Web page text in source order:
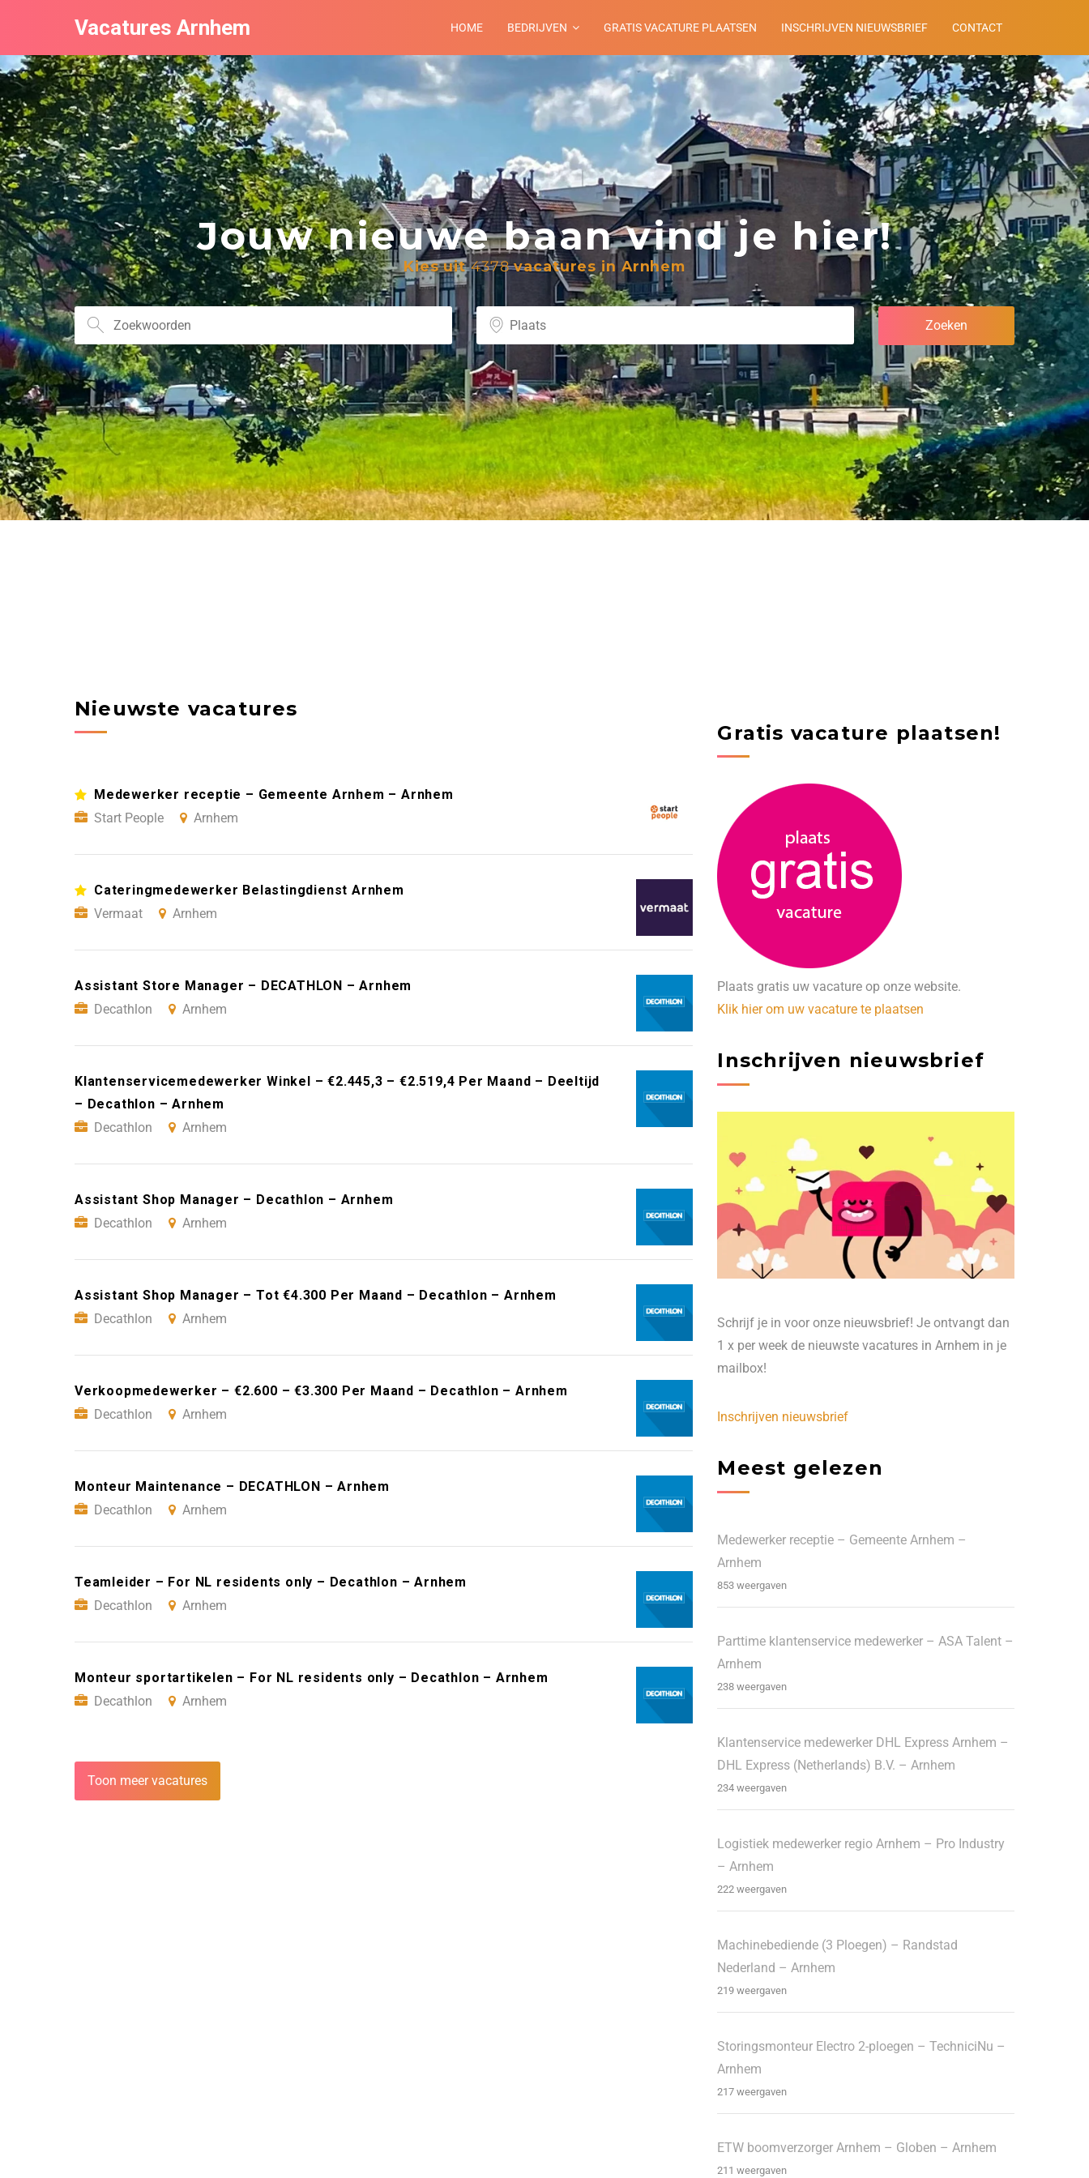
Vacatures Arnhem HOME BEDRIJVEN GRATIS VACATURE PLAATSEN INSCHRIJVEN NIEUWSBRIEF CONTACT
Jouw nieuwe baan vind je hier!
Kies uit4378vacatures in Arnhem
Nieuwste vacatures
Medewerker receptie – Gemeente Arnhem – Arnhem
Start People
Arnhem
Cateringmedewerker Belastingdienst Arnhem
Vermaat
Arnhem
Assistant Store Manager – DECATHLON – Arnhem
Decathlon
Arnhem
Klantenservicemedewerker Winkel – €2.445,3 – €2.519,4 Per Maand – Deeltijd
– Decathlon – Arnhem
Decathlon
Arnhem
Assistant Shop Manager – Decathlon – Arnhem
Decathlon
Arnhem
Assistant Shop Manager – Tot €4.300 Per Maand – Decathlon – Arnhem
Decathlon
Arnhem
Verkoopmedewerker – €2.600 – €3.300 Per Maand – Decathlon – Arnhem
Decathlon
Arnhem
Monteur Maintenance – DECATHLON – Arnhem
Decathlon
Arnhem
Teamleider – For NL residents only – Decathlon – Arnhem
Decathlon
Arnhem
Monteur sportartikelen – For NL residents only – Decathlon – Arnhem
Decathlon
Arnhem
Toon meer vacatures
Gratis vacature plaatsen!
Plaats gratis uw vacature op onze website.
Klik hier om uw vacature te plaatsen
Inschrijven nieuwsbrief
Schrijf je in voor onze nieuwsbrief! Je ontvangt dan
1 x per week de nieuwste vacatures in Arnhem in je
mailbox!
Inschrijven nieuwsbrief
Meest gelezen
Medewerker receptie – Gemeente Arnhem –
Arnhem
853 weergaven
Parttime klantenservice medewerker – ASA Talent –
Arnhem
238 weergaven
Klantenservice medewerker DHL Express Arnhem –
DHL Express (Netherlands) B.V. – Arnhem
234 weergaven
Logistiek medewerker regio Arnhem – Pro Industry
– Arnhem
222 weergaven
Machinebediende (3 Ploegen) – Randstad
Nederland – Arnhem
219 weergaven
Storingsmonteur Electro 2-ploegen – TechniciNu –
Arnhem
217 weergaven
ETW boomverzorger Arnhem – Globen – Arnhem
211 weergaven